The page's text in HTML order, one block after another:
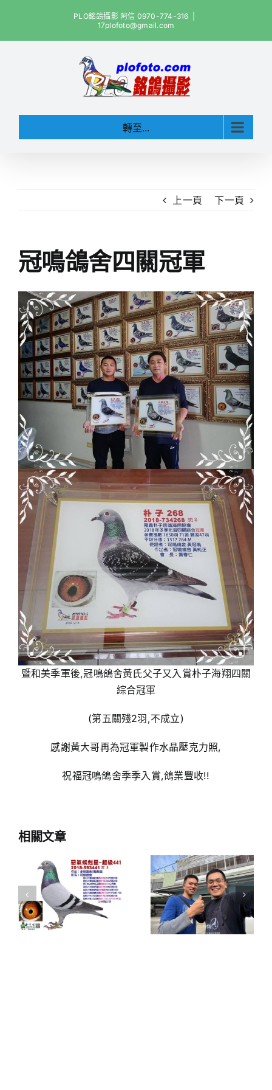
content
PLO銘鴿攝影 阿信 0970-774-316
17plofoto@gmail.com
轉至...
上一頁 下一頁
冠鳴鴿舍四關冠軍
暨和美季軍後,冠鳴鴿舍黃氏父子又入賞朴子海翔四關
綜合冠軍
(第五關殘2羽,不成立)
感謝黃大哥再為冠軍製作水晶壓克力照,
祝福冠鳴鴿舍季季入賞,鴿業豐收!!
相關文章
2026新里程
碑
2025年溫馨
五月母親節
華山慈善公
益捐發票捐
款抽銘鴿活